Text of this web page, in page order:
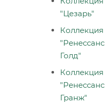
"Цезарь"
Коллекция
"Ренессанс
Голд"
Коллекция
"Ренессанс
Гранж"